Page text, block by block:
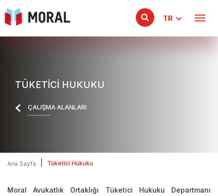
TR
TÜKETICI HUKUKU
ÇALIŞMA ALANLARI
Ana Sayfa Tüketici Hukuku
Moral Avukatlık Ortaklığı Tüketici Hukuku Departmanı